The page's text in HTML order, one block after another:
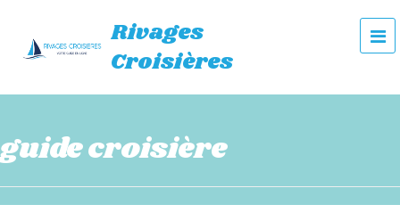
Rivages
Croisières
e
n
guide croisière